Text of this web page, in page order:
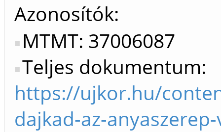
Azonosítók
MTMT: 37006087
Teljes dokumentum:
https://ujkor.hu/
dajkad-az-